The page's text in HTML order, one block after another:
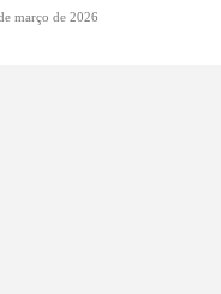
março de 2026